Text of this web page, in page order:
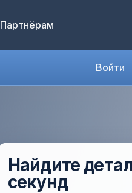
Партнёрам
Войти
Найдите
секунд